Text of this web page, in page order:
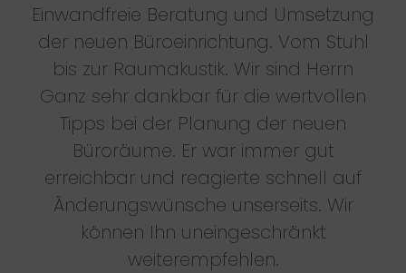
Einwandfreie Beratung und Umsetzung
der neuen Büroeinrichtung. Vom Stuhl
bis zur Raumakustik. Wir sind Herrn
Ganz sehr dankbar für die wertvollen
Tipps bei der Planung der neuen
Büroräume. Er war immer gut
erreichbar und reagierte schnell auf
Änderungswünsche unserseits. Wir
können Ihn uneingeschränkt
weiterempfehlen.